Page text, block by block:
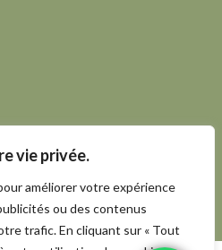
vie privée.
améliorer votre expérience
ou des contenus
trafic. En cliquant sur « Tout